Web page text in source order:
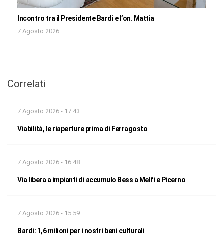
Incontro tra il Presidente Bardi e l’on. Mattia
7 Agosto 2026
Correlati
7 Agosto 2026 - 17:43
Viabilità, le riaperture prima di Ferragosto
7 Agosto 2026 - 16:48
Via libera a impianti di accumulo Bess a Melfi e Picerno
7 Agosto 2026 - 15:59
Bardi: 1,6 milioni per i nostri beni culturali